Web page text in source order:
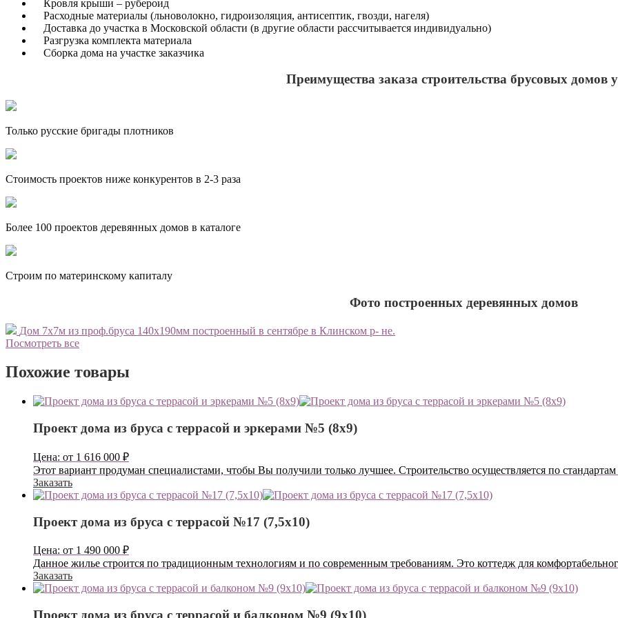
Кровля крыши – рубероид
Расходные материалы (льноволокно, гидроизоляция, антисептик, гвозди, нагеля)
Доставка до участка в Московской области (в другие области рассчитывается индивидуально)
Разгрузка комплекта материала
Сборка дома на участке заказчика
Преимущества заказа строительства брусовых домов
Только русские бригады плотников
Стоимость проектов ниже конкурентов в 2-3 раза
Более 100 проектов деревянных домов в каталоге
Строим по материнскому капиталу
Фото построенных деревянных домов
Дом 7х7м из проф.бруса 140х190мм построенный в сентябре в Клинском р- не.
Посмотреть все
Похожие товары
Проект дома из бруса с террасой и эркерами №5 (8х9)
Цена: от 1 616 000 ₽
Этот вариант продуман специалистами, чтобы Вы получили только лучшее. Строительство осуществляется по стандартам
Заказать
Проект дома из бруса с террасой №17 (7,5х10)
Цена: от 1 490 000 ₽
Данное жилье строится по традиционным технологиям и по современным требованиям. Это коттедж для
Заказать
Проект дома из бруса с террасой и балконом №9 (9х10)